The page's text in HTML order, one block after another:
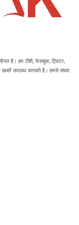
है। हम टीवी, फेसबुक, ट्विटर,
उपलब्ध करवाते है। हमसे संवाद